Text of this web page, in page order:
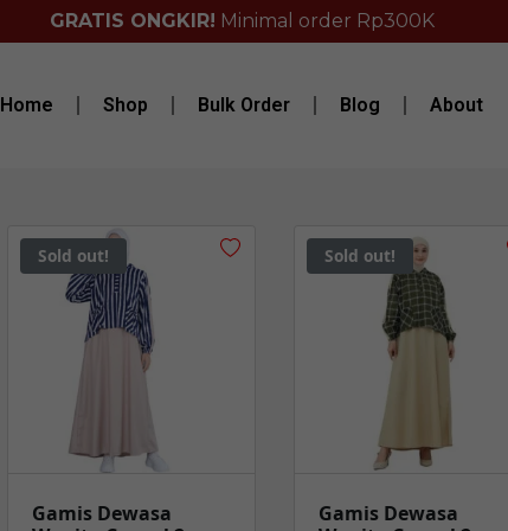
GRATIS ONGKIR! Minimal order Rp300K
Home Shop Bulk Order Blog About
Sold out!
Gamis Dewasa
Sold out!
Gamis Dewasa